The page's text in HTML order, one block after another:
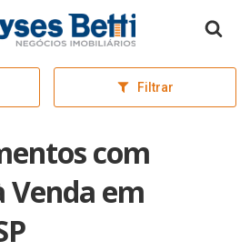
inicial
Filtrar
com
em